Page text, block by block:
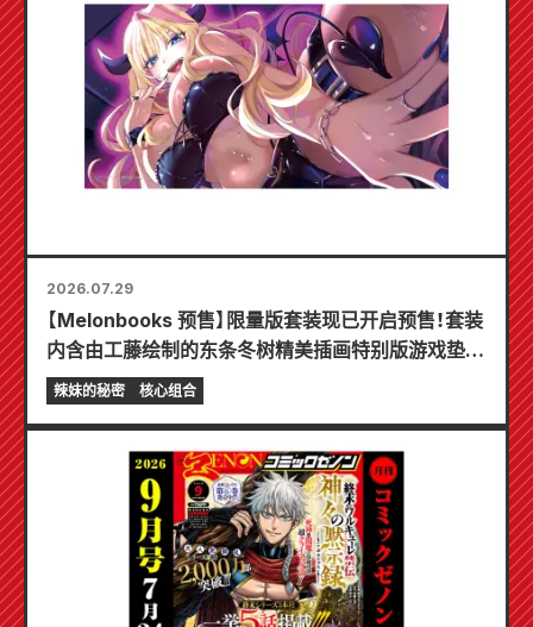
2026.07.29
【Melonbooks 预售】限量版套装现已开启预售！套装
内含由工藤绘制的东条冬树精美插画特别版游戏垫！
《辣妹新娘的秘密》最新第6卷将于10月20日发售！
辣妹的秘密 核心组合